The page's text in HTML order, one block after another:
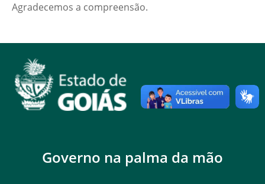
Agradecemos a compreensão.
Governo na palma da mão